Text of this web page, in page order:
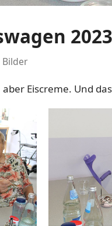
2023
Bilder
Eiscreme. Und